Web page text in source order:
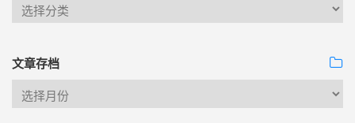
文章存档